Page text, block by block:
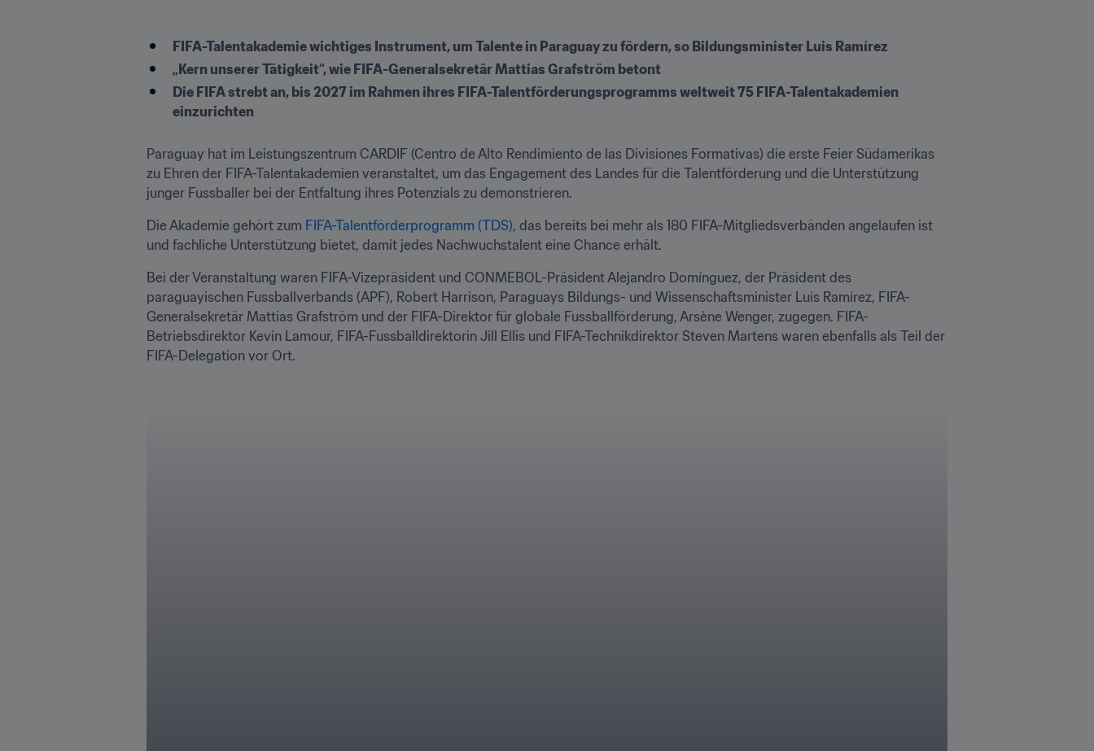
FIFA-Talentakademie wichtiges Instrument, um Talente in Paraguay zu fördern, so Bildungsminister Luis Ramírez
„Kern unserer Tätigkeit“, wie FIFA-Generalsekretär Mattias Grafström betont
Die FIFA strebt an, bis 2027 im Rahmen ihres FIFA-Talentförderungsprogramms weltweit 75 FIFA-Talentakademien
einzurichten
Paraguay hat im Leistungszentrum CARDIF (Centro de Alto Rendimiento de las Divisiones Formativas) die erste Feier Südamerikas
zu Ehren der FIFA-Talentakademien veranstaltet, um das Engagement des Landes für die Talentförderung und die Unterstützung
junger Fussballer bei der Entfaltung ihres Potenzials zu demonstrieren.
Die Akademie gehört zum FIFA-Talentförderprogramm (TDS), das bereits bei mehr als 180 FIFA-Mitgliedsverbänden angelaufen ist
und fachliche Unterstützung bietet, damit jedes Nachwuchstalent eine Chance erhält.
Bei der Veranstaltung waren FIFA-Vizepräsident und CONMEBOL-Präsident Alejandro Domínguez, der Präsident des
paraguayischen Fussballverbands (APF), Robert Harrison, Paraguays Bildungs- und Wissenschaftsminister Luis Ramírez, FIFA-
Generalsekretär Mattias Grafström und der FIFA-Direktor für globale Fussballförderung, Arsène Wenger, zugegen. FIFA-
Betriebsdirektor Kevin Lamour, FIFA-Fussballdirektorin Jill Ellis und FIFA-Technikdirektor Steven Martens waren ebenfalls als Teil der
FIFA-Delegation vor Ort.